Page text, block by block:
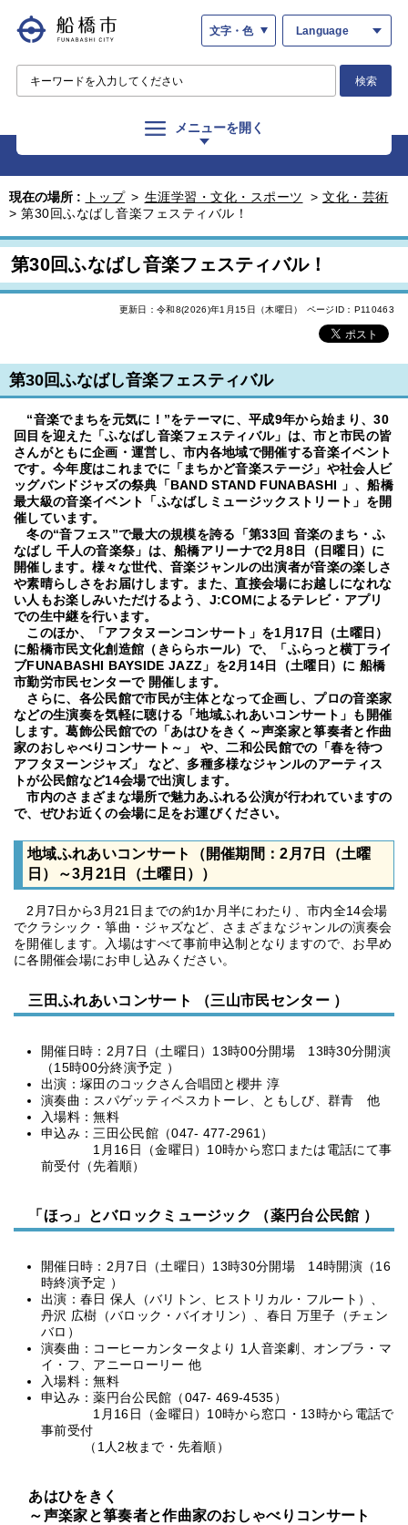
文字・色 Language
検索
メニューを開く
現在の場所 : トップ > 生涯学習・文化・スポーツ > 文化・芸術
> 第30回ふなばし音楽フェスティバル！
第30回ふなばし音楽フェスティバル！
更新日：令和8(2026)年1月15日（木曜日） ページID：P110463
第30回ふなばし音楽フェスティバル
“音楽でまちを元気に！”をテーマに、平成9年から始まり、30
回目を迎えた「ふなばし音楽フェスティバル」は、市と市民の皆
さんがともに企画・運営し、市内各地域で開催する音楽イベント
です。今年度はこれまでに「まちかど音楽ステージ」や社会人ビ
ッグバンドジャズの祭典「BAND STAND FUNABASHI
」、船橋
最大級の音楽イベント「ふなばしミュージックストリート」を開
催しています。
冬の“音フェス”で最大の規模を誇る「第33回 音楽のまち・ふ
なばし 千人の音楽祭」は、船橋アリーナで2月8日（日曜日）に
開催します。様々な世代、音楽ジャンルの出演者が音楽の楽しさ
や素晴らしさをお届けします。また、直接会場にお越しになれな
い人もお楽しみいただけるよう、J:COMによるテレビ・アプリ
での生中継を行います。
このほか、「アフタヌーンコンサート」を1月17日（土曜日）
に船橋市民文化創造館（きららホール）で、「ふらっと横丁ライ
ブFUNABASHI BAYSIDE JAZZ」を2月14日（土曜日）に 船橋
市勤労市民センターで 開催します。
さらに、各公民館で市民が主体となって企画し、プロの音楽家
などの生演奏を気軽に聴ける「地域ふれあいコンサート」も開催
します。葛飾公民館での「あはひをきく～声楽家と箏奏者と作曲
家のおしゃべりコンサート～」
や、二和公民館での「春を待つ
アフタヌーンジャズ」
など、多種多様なジャンルのアーティス
トが公民館など14会場で出演します。
市内のさまざまな場所で魅力あふれる公演が行われていますの
で、ぜひお近くの会場に足をお運びください。
地域ふれあいコンサート（開催期間：2月7日（土曜
日）～3月21日（土曜日））
2月7日から3月21日までの約1か月半にわたり、市内全14会場
でクラシック・箏曲・ジャズなど、さまざまなジャンルの演奏会
を開催します。入場はすべて事前申込制となりますので、お早め
に各開催会場にお申し込みください。
三田ふれあいコンサート （三山市民センター ）
開催日時：2月7日（土曜日）13時00分開場 13時30分開演
（15時00分終演予定 ）
出演：塚田のコックさん合唱団と櫻井 淳
演奏曲：スパゲッティペスカトーレ、ともしび、群青 他
入場料：無料
申込み：三田公民館（047- 477-2961）
1月16日（金曜日）10時から窓口または電話にて事
前受付（先着順）
「ほっ」とバロックミュージック （薬円台公民館 ）
開催日時：2月7日（土曜日）13時30分開場 14時開演（16
時終演予定 ）
出演：春日 保人（バリトン、ヒストリカル・フルート）、
丹沢 広樹（バロック・バイオリン）、春日 万里子（チェン
バロ）
演奏曲：コーヒーカンタータより 1人音楽劇、オンブラ・マ
イ・フ、アニーローリー 他
入場料：無料
申込み：薬円台公民館（047- 469-4535）
1月16日（金曜日）10時から窓口・13時から電話で
事前受付
（1人2枚まで・先着順）
あはひをきく
～声楽家と箏奏者と作曲家のおしゃべりコンサート